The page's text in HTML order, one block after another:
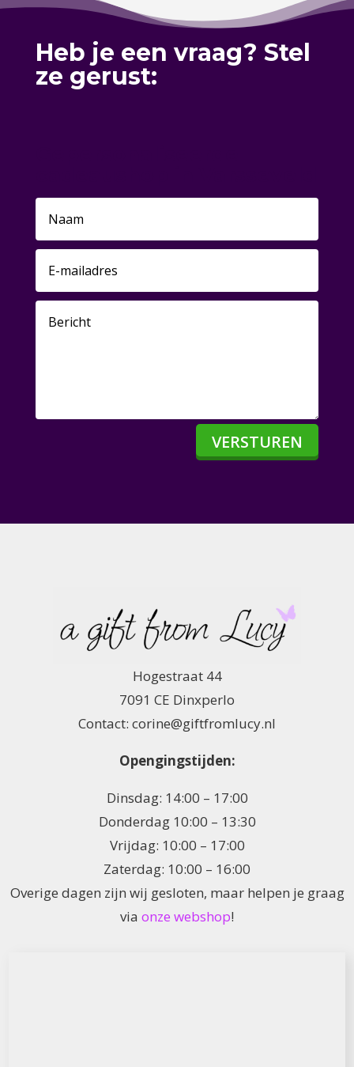
Heb je een vraag? Stel
ze gerust:
VERSTUREN
Hogestraat 44
7091 CE Dinxperlo
Contact: corine@giftfromlucy.nl
Opengingstijden:
Dinsdag: 14:00 – 17:00
Donderdag 10:00 – 13:30
Vrijdag: 10:00 – 17:00
Zaterdag: 10:00 – 16:00
Overige dagen zijn wij gesloten, maar helpen je graag
via onze webshop!